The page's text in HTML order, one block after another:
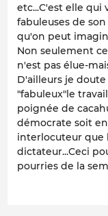
etc...C'est elle qui
fabuleuses de
qu'on peut
Non seulement
n'est pas élue-
D'ailleurs je
"fabuleux"le
poignée de
démocrate soit
interlocuteur que
dictateur...Ceci
pourries de la